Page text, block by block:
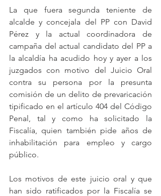
La que fuera segunda teniente de
alcalde y concejala del PP con David
Pérez y la actual coordinadora de
campaña del actual candidato del PP a
la alcaldía ha acudido hoy y ayer a los
juzgados con motivo del Juicio Oral
contra su persona por la presunta
comisión de un delito de prevaricación
tipificado en el artículo 404 del Código
Penal, tal y como ha solicitado la
Fiscalía, quien también pide años de
inhabilitación para empleo y cargo
público.
Los motivos de este juicio oral y que
han sido ratificados por la Fiscalía se